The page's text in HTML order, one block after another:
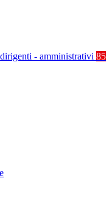
- amministrativi 85